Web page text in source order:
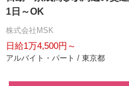
1日～OK
株式会社MSK
日給1万4,500円～
アルバイト・パート / 東京都